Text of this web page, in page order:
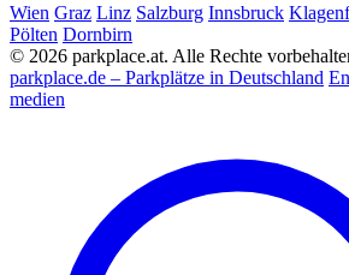
Wien Graz Linz Salzburg Innsbruck
Pölten Dornbirn
© 2026 parkplace.at. Alle Rechte
parkplace.de – Parkplätze in Deutschland
medien